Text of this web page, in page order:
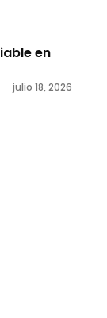
en
- julio 18, 2026